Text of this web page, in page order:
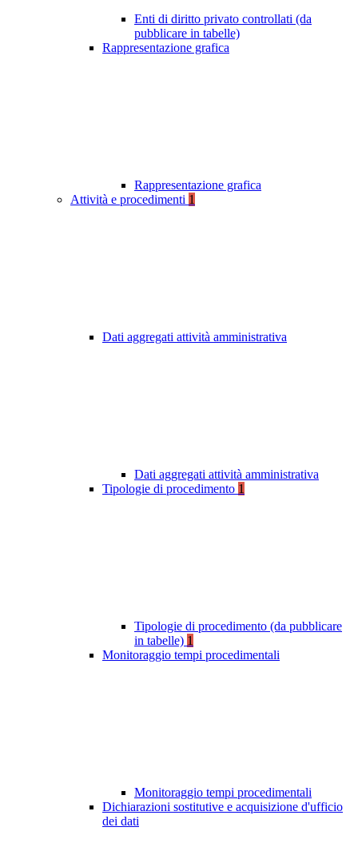
Enti di diritto privato controllati (da
pubblicare in tabelle)
Rappresentazione grafica
Rappresentazione grafica
Attività e procedimenti 1
Dati aggregati attività amministrativa
Dati aggregati attività amministrativa
Tipologie di procedimento 1
Tipologie di procedimento (da pubblicare
in tabelle) 1
Monitoraggio tempi procedimentali
Monitoraggio tempi procedimentali
Dichiarazioni sostitutive e acquisizione d'ufficio
dei dati